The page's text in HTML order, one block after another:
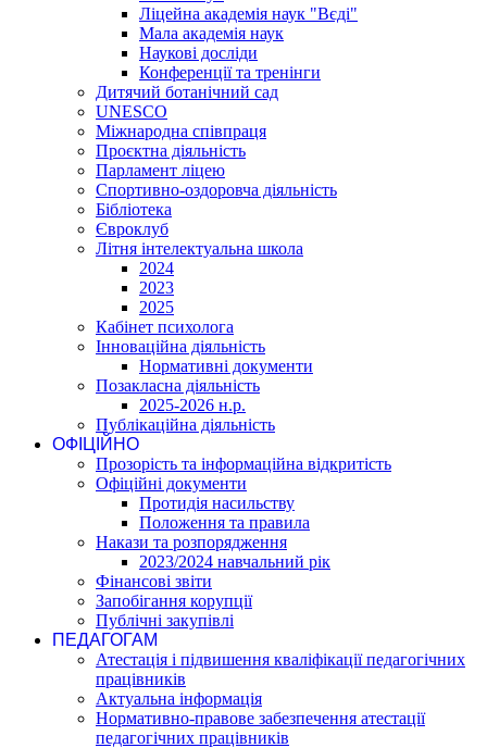
Ліцейна академія наук "Вєді"
Мала академія наук
Наукові досліди
Конференції та тренінги
Дитячий ботанічний сад
UNESCO
Міжнародна співпраця
Проєктна діяльність
Парламент ліцею
Спортивно-оздоровча діяльність
Бібліотека
Євроклуб
Літня інтелектуальна школа
2024
2023
2025
Кабінет психолога
Інноваційна діяльність
Нормативні документи
Позакласна діяльність
2025-2026 н.р.
Публікаційна діяльність
ОФІЦІЙНО
Прозорість та інформаційна відкритість
Офіційні документи
Протидія насильству
Положення та правила
Накази та розпорядження
2023/2024 навчальний рік
Фінансові звіти
Запобігання корупції
Публічні закупівлі
ПЕДАГОГАМ
Атестація і підвишення кваліфікації педагогічних
працівників
Актуальна інформація
Нормативно-правове забезпечення атестації
педагогічних працівників